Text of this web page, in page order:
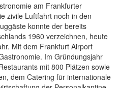
am Frankfurter
zivile Luftfahrt noch in den
konnte der bereits
1960 verzeichnen, heute
Mit dem Frankfurt Airport
Im Gründungsjahr
mit 800 Plätzen sowie
dem Catering für internationale